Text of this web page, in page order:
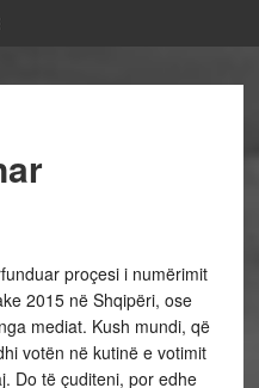
proçesi i numërimit
2015 në Shqipëri, ose
mediat. Kush mundi, që
votën në kutinë e votimit
Do të çuditeni, por edhe